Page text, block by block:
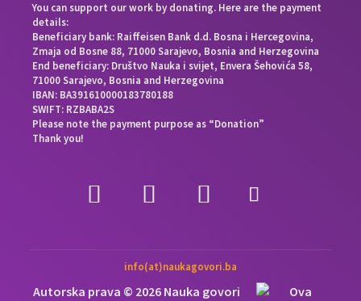
You can support our work by donating. Here are the payment
details:
Beneficiary bank: Raiffeisen Bank d.d. Bosna i Hercegovina,
Zmaja od Bosne 88, 71000 Sarajevo, Bosnia and Herzegovina
End beneficiary: Društvo Nauka i svijet, Envera Šehovića 58,
71000 Sarajevo, Bosnia and Herzegovina
IBAN: BA391610000183780188
SWIFT: RZBABA2S
Please note the payment purpose as “Donation”
Thank you!
info(at)naukagovori.ba
Autorska prava © 2026 Nauka govori